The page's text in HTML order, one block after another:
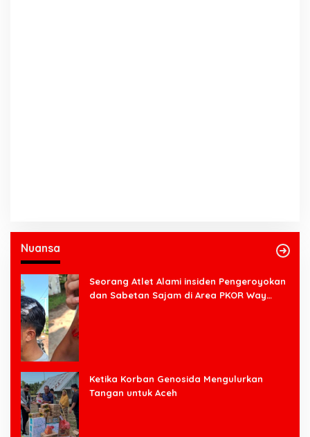
Nuansa
Seorang Atlet Alami insiden Pengeroyokan
dan Sabetan Sajam di Area PKOR Way
Ketika Korban Genosida Mengulurkan
Tangan untuk Aceh